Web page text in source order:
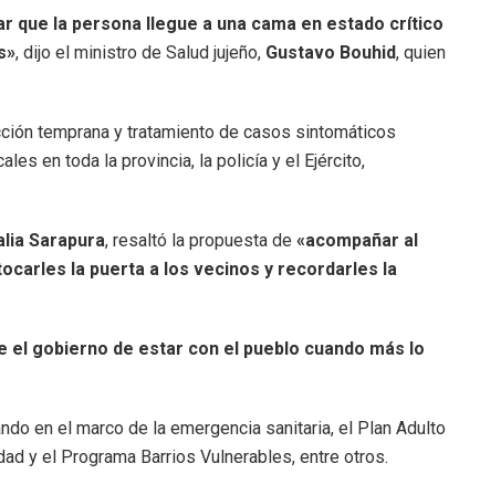
que la persona llegue a una cama en estado crítico
, dijo el ministro de Salud jujeño, Gustavo Bouhid, quien
temprana y tratamiento de casos sintomáticos
en toda la provincia, la policía y el Ejército,
Sarapura, resaltó la propuesta de «acompañar al
la puerta a los vecinos y recordarles la
gobierno de estar con el pueblo cuando más lo
en el marco de la emergencia sanitaria, el Plan Adulto
y el Programa Barrios Vulnerables, entre otros.